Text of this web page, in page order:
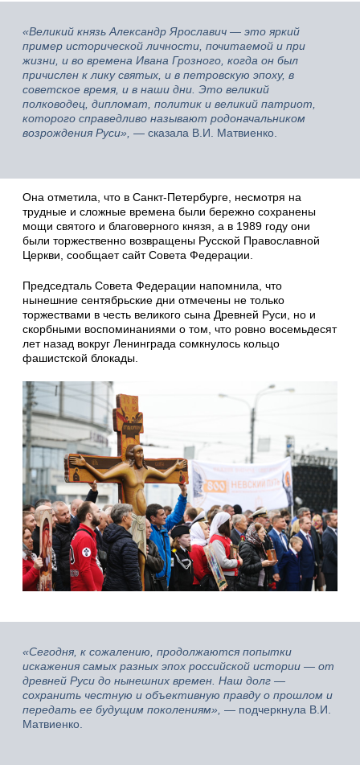
«Великий князь Александр Ярославич — это яркий
пример исторической личности, почитаемой и при
жизни, и во времена Ивана Грозного, когда он был
причислен к лику святых, и в петровскую эпоху, в
советское время, и в наши дни. Это великий
полководец, дипломат, политик и великий патриот,
которого справедливо называют родоначальником
возрождения Руси», — сказала В.И. Матвиенко.
Она отметила, что в Санкт-Петербурге, несмотря на
трудные и сложные времена были бережно сохранены
мощи святого и благоверного князя, а в 1989 году они
были торжественно возвращены Русской Православной
Церкви, сообщает сайт Совета Федерации.
Председталь Совета Федерации напомнила, что
нынешние сентябрьские дни отмечены не только
торжествами в честь великого сына Древней Руси, но и
скорбными воспоминаниями о том, что ровно восемьдесят
лет назад вокруг Ленинграда сомкнулось кольцо
фашистской блокады.
«Сегодня, к сожалению, продолжаются попытки
искажения самых разных эпох российской истории — от
древней Руси до нынешних времен. Наш долг —
сохранить честную и объективную правду о прошлом и
передать ее будущим поколениям», — подчеркнула В.И.
Матвиенко.